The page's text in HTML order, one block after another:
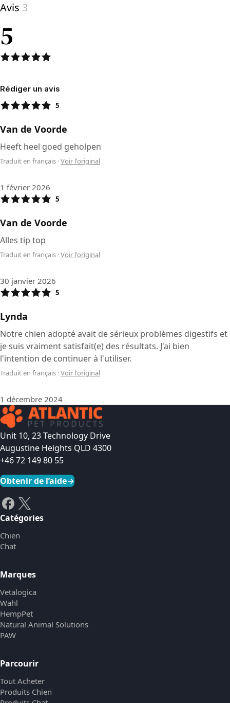
Avis 3
5
Rédiger un avis
5
Van de Voorde
Heeft heel goed geholpen
Traduit en français ·Voir l'original
1 février 2026
5
Van de Voorde
Alles tip top
Traduit en français ·Voir l'original
30 janvier 2026
5
Lynda
Notre chien adopté avait de sérieux problèmes digestifs et
je suis vraiment satisfait(e) des résultats. J'ai bien
l'intention de continuer à l'utiliser.
Traduit en français ·Voir l'original
1 décembre 2024
Unit 10, 23 Technology Drive
Augustine Heights QLD 4300
+46 72 149 80 55
Obtenir de l’aide→
Catégories
Chien
Chat
Marques
Vetalogica
Wahl
HempPet
Natural Animal Solutions
PAW
Parcourir
Tout Acheter
Produits Chien